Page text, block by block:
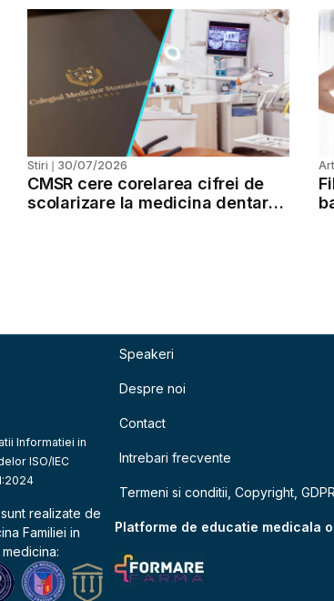
Stiri ❘ 30/07/2026
CMSR cere corelarea cifrei de
scolarizare la medicina dentara
Informatiei in
ISO/IEC
realizate de
Familiei in
Speakeri
Despre noi
Contact
Intrebari frecvente
Termeni si conditii, Copyright, GDPR
Platforme de educatie medicala